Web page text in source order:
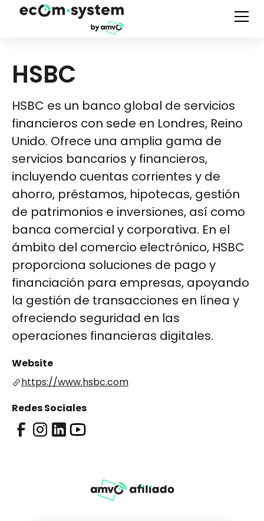
HSBC
HSBC es un banco global de servicios
financieros con sede en Londres, Reino
Unido. Ofrece una amplia gama de
servicios bancarios y financieros,
incluyendo cuentas corrientes y de
ahorro, préstamos, hipotecas, gestión
de patrimonios e inversiones, así como
banca comercial y corporativa. En el
ámbito del comercio electrónico, HSBC
proporciona soluciones de pago y
financiación para empresas, apoyando
la gestión de transacciones en línea y
ofreciendo seguridad en las
operaciones financieras digitales.
Website
https://www.hsbc.com
Redes Sociales